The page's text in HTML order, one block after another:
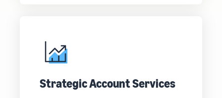
Strategic Account Services